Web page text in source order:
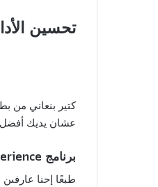
تحسين
كتير بنعاني من
عشان يديك أفضل
برنامج NVIDIA GeForce Experience
طبعًا إحنا